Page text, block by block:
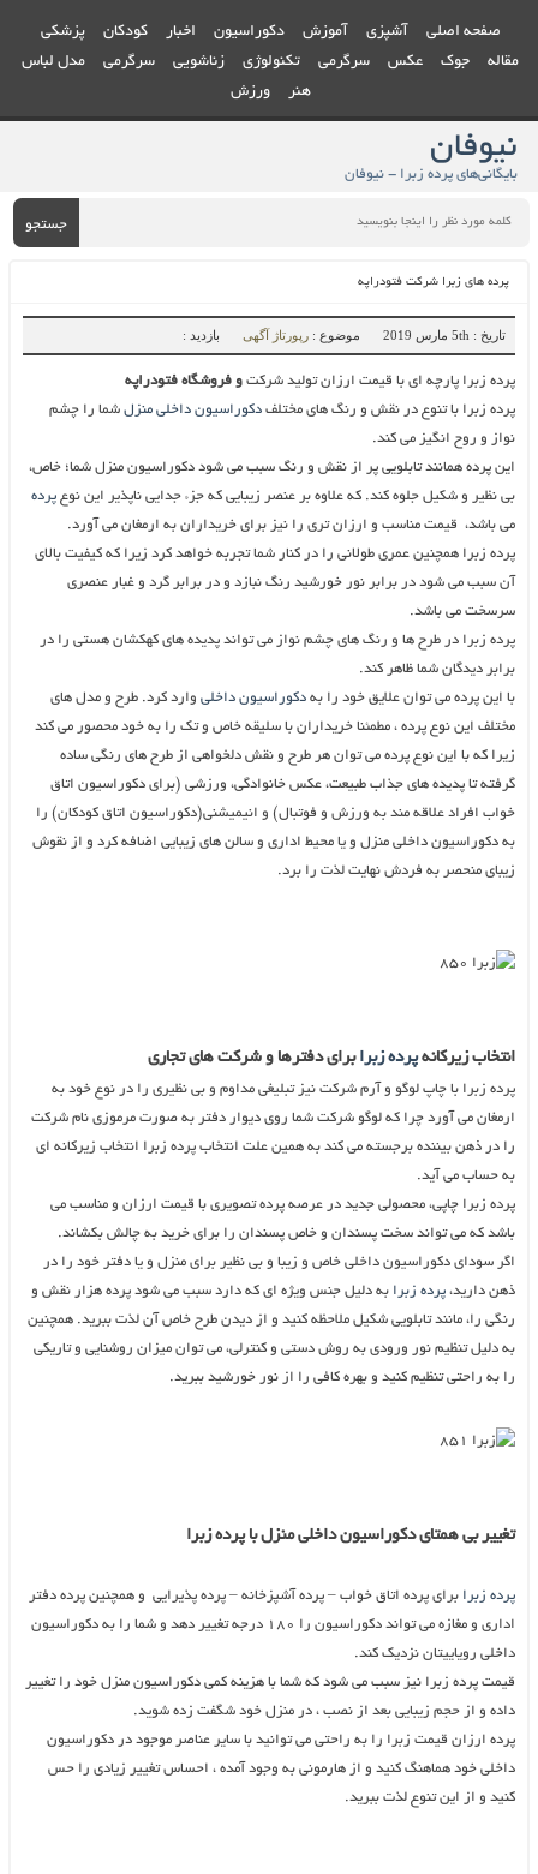
صفحه اصلی آشپزی آموزش دکوراسیون اخبار کودکان
پزشکی
مقاله
جوک عکس سرگرمی تکنولوژی زناشویی سرگرمی
مدل لباس
هنر
ورزش
نیوفان
بایگانی‌های پرده زبرا - نیوفان
جستجو
پرده های زبرا شرکت فتودراپه
تاریخ : 5th مارس 2019 موضوع : رپورتاژ آگهی بازدید :
پرده زبرا پارچه ای با قیمت ارزان تولید شرکت و فروشگاه فتودراپه
پرده زبرا با تنوع در نقش و رنگ های مختلف دکوراسیون داخلی منزلشما را چشم
نواز و روح انگیز می کند.
این پرده همانند تابلویی پر از نقش و رنگ سبب می شود دکوراسیون منزل شما؛ خاص،
بی نظیر و شکیل جلوه کند. که علاوه بر عنصر زیبایی که جزء جدایی ناپذیر این نوع پرده
می باشد، قیمت مناسب و ارزان تری را نیز برای خریداران به ارمغان می آورد.
پرده زبرا همچنین عمری طولانی را در کنار شما تجربه خواهد کرد زیرا که کیفیت بالای
آن سبب می شود در برابر نور خورشید رنگ نبازد و در برابر گرد و غبار عنصری
سرسخت می باشد.
پرده زبرا در طرح ها و رنگ های چشم نواز می تواند پدیده های کهکشان هستی را در
برابر دیدگان شما ظاهر کند.
با این پرده می توان علایق خود را به دکوراسیون داخلیوارد کرد. طرح و مدل های
مختلف این نوع پرده ، مطمئنا خریداران با سلیقه خاص و تک را به خود محصور می کند
زیرا که با این نوع پرده می توان هر طرح و نقش دلخواهی از طرح های رنگی ساده
گرفته تا پدیده های جذاب طبیعت، عکس خانوادگی، ورزشی (برای دکوراسیون اتاق
خواب افراد علاقه مند به ورزش و فوتبال) و انیمیشنی(دکوراسیون اتاق کودکان) را
به دکوراسیون داخلی منزل و یا محیط اداری و سالن های زیبایی اضافه کرد و از نقوش
زیبای منحصر به فردش نهایت لذت را برد.
انتخاب زیرکانهپرده زبرا برای دفترها و شرکت های تجاری
پرده زبرا با چاپ لوگو و آرم شرکت نیز تبلیغی مداوم و بی نظیری را در نوع خود به
ارمغان می آورد چرا که لوگو شرکت شما روی دیوار دفتر به صورت مرموزی نام شرکت
را در ذهن بیننده برجسته می کند به همین علت انتخاب پرده زبرا انتخاب زیرکانه ای
به حساب می آید.
پرده زبرا چاپی، محصولی جدید در عرصه پرده تصویری با قیمت ارزان و مناسب می
باشد که می تواند سخت پسندان و خاص پسندان را برای خرید به چالش بکشاند.
اگر سودای دکوراسیون داخلی خاص و زیبا و بی نظیر برای منزل و یا دفتر خود را در
ذهن دارید، پرده زبرا به دلیل جنس ویژه ای که دارد سبب می شود پرده هزار نقش و
رنگی را، مانند تابلویی شکیل ملاحظه کنید و از دیدن طرح خاص آن لذت ببرید. همچنین
به دلیل تنظیم نور ورودی به روش دستی و کنترلی، می توان میزان روشنایی و تاریکی
را به راحتی تنظیم کنید و بهره کافی را از نور خورشید ببرید.
تغییر بی همتای دکوراسیون داخلی منزل با پرده زبرا
پرده زبرا برای پرده اتاق خواب – پرده آشپزخانه – پرده پذیرایی و همچنین پرده دفتر
اداری و مغازه می تواند دکوراسیون را ۱۸۰ درجه تغییر دهد و شما را به دکوراسیون
داخلی رویاییتان نزدیک کند.
قیمت پرده زبرا نیز سبب می شود که شما با هزینه کمی دکوراسیون منزل خود را تغییر
داده و از حجم زیبایی بعد از نصب ، در منزل خود شگفت زده شوید.
پرده ارزان قیمت زبرا را به راحتی می توانید با سایر عناصر موجود در دکوراسیون
داخلی خود هماهنگ کنید و از هارمونی به وجود آمده ، احساس تغییر زیادی را حس
کنید و از این تنوع لذت ببرید.